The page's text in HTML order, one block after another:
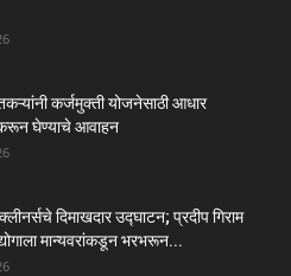
कर्जमुक्ती योजनेसाठी आधार
घेण्याचे आवाहन
दिमाखदार उद्घाटन; प्रदीप गिराम
मान्यवरांकडून भरभरून...